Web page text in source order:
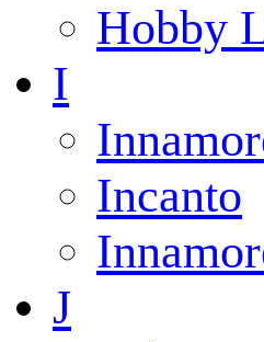
Hobby
I
Incanto
J